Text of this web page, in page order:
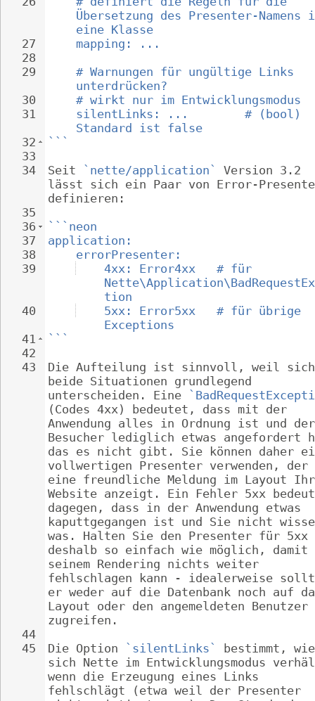
27
28
29
30
31
32
33
34
35
36
37
38
39
40
41
42
43
44
45
Übersetzung des Presenter-
eine Klasse
mapping: ...
# Warnungen für ungültige Links
unterdrücken?
# wirkt nur im Entwicklungsmodus
silentLinks: ...        # (bool)
Standard ist false
```
Seit
`nette/application`
Version 3.2
lässt sich ein Paar von Error-
definieren:
```neon
application:
errorPresenter:
4xx: Error4xx   # für
tion
5xx: Error5xx   # für übrige
Exceptions
```
Die Aufteilung ist sinnvoll, weil
beide Situationen grundlegend
unterscheiden. Eine
(Codes 4xx) bedeutet, dass mit der
Anwendung alles in Ordnung ist und
Besucher lediglich etwas angefordert
das es nicht gibt. Sie können daher
vollwertigen Presenter verwenden, der
eine freundliche Meldung im Layout
Website anzeigt. Ein Fehler 5xx
dagegen, dass in der Anwendung etwas
kaputtgegangen ist und Sie nicht
was. Halten Sie den Presenter für 5xx
deshalb so einfach wie möglich,
seinem Rendering nichts weiter
fehlschlagen kann - idealerweise
er weder auf die Datenbank noch auf
Layout oder den angemeldeten Benutzer
zugreifen.
Die Option
`silentLinks`
bestimmt,
sich Nette im Entwicklungsmodus
wenn die Erzeugung eines Links
fehlschlägt (etwa weil der Presenter